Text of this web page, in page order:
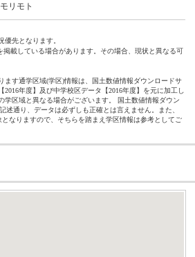
リモト
先となります。
載している場合があります。その場合、現状と異なる可
ます通学区域(学区)情報は、国土数値情報ダウンロードサ
年度】及び中学校区データ【2016年度】を元に加工し
学区域と異なる場合がございます。 国土数値情報ダウン
述通り、データは必ずしも正確とは言えません。また、
なりますので、そちらを踏まえ学区情報は参考としてご